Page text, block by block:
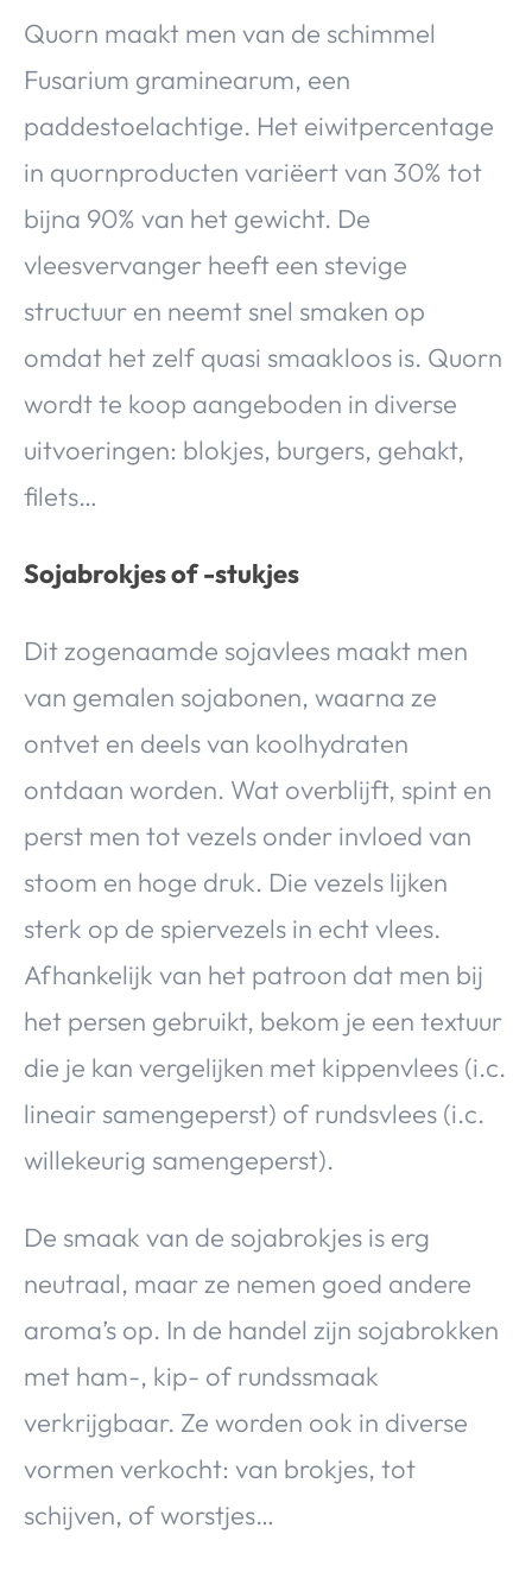
Quorn maakt men van de schimmel
Fusarium graminearum, een
paddestoelachtige. Het eiwitpercentage
in quornproducten variëert van 30% tot
bijna 90% van het gewicht. De
vleesvervanger heeft een stevige
structuur en neemt snel smaken op
omdat het zelf quasi smaakloos is. Quorn
wordt te koop aangeboden in diverse
uitvoeringen: blokjes, burgers, gehakt,
filets…
Sojabrokjes of -stukjes
Dit zogenaamde sojavlees maakt men
van gemalen sojabonen, waarna ze
ontvet en deels van koolhydraten
ontdaan worden. Wat overblijft, spint en
perst men tot vezels onder invloed van
stoom en hoge druk. Die vezels lijken
sterk op de spiervezels in echt vlees.
Afhankelijk van het patroon dat men bij
het persen gebruikt, bekom je een textuur
die je kan vergelijken met kippenvlees (i.c.
lineair samengeperst) of rundsvlees (i.c.
willekeurig samengeperst).
De smaak van de sojabrokjes is erg
neutraal, maar ze nemen goed andere
aroma’s op. In de handel zijn sojabrokken
met ham-, kip- of rundssmaak
verkrijgbaar. Ze worden ook in diverse
vormen verkocht: van brokjes, tot
schijven, of worstjes…